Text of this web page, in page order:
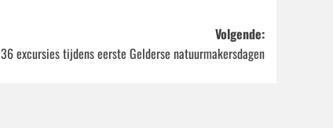
Volgende:
36 excursies tijdens eerste Gelderse natuurmakersdagen